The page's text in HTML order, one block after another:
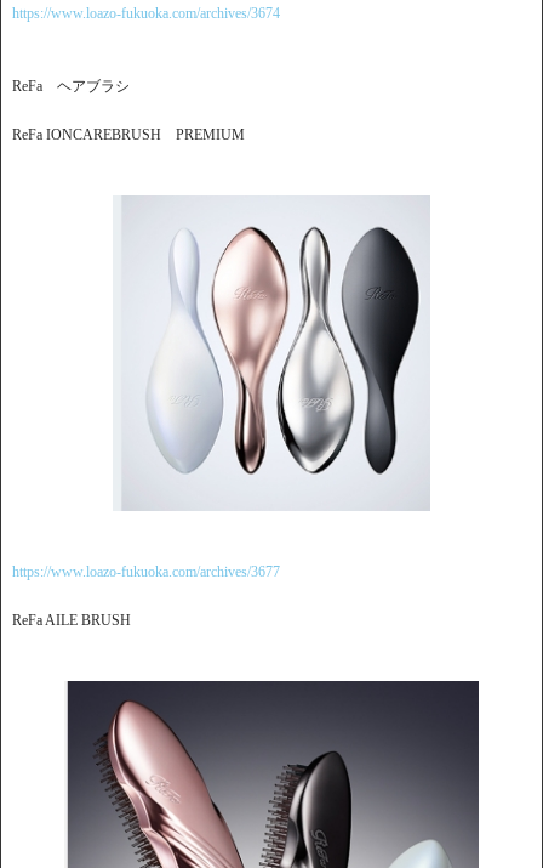
https://www.loazo-fukuoka.com/archives/3674
ReFa ヘアブラシ
ReFa IONCAREBRUSH PREMIUM
https://www.loazo-fukuoka.com/archives/3677
ReFa AILE BRUSH